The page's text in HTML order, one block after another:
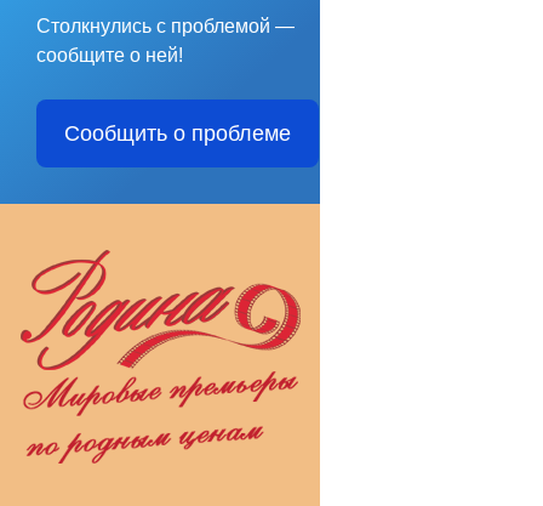
Столкнулись с проблемой —
сообщите о ней!
Сообщить о проблеме